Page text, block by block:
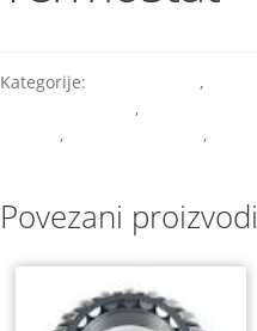
Kategorije: ,
,
, ,
Povezani proizvodi